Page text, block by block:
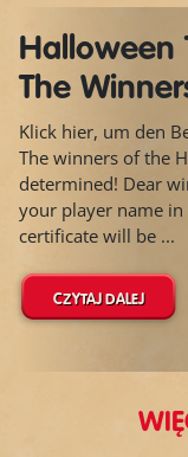
Halloween
The
Klick hier, um den
The winners of the
determined! Dear
your player name
certificate will be ...
CZYTAJ DALEJ